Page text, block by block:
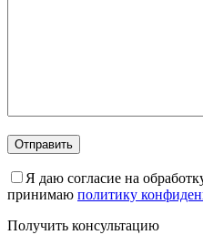
Я даю согласие на
принимаю политику
Получить консультацию